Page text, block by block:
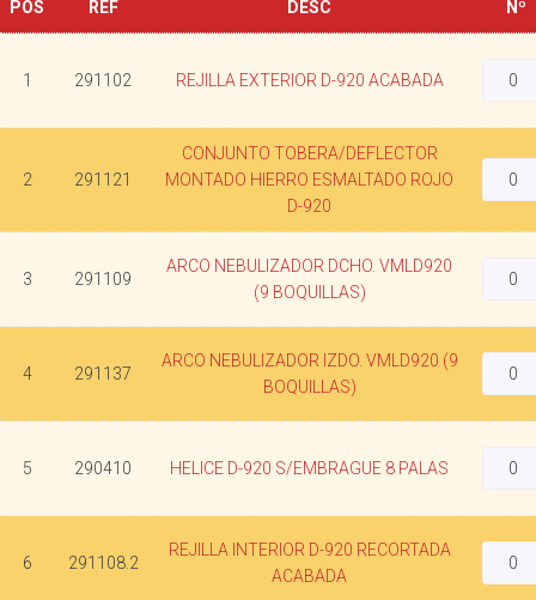
POS REF DESC Nº
1 291102 REJILLA EXTERIOR D-920 ACABADA
2 291121
CONJUNTO TOBERA/DEFLECTOR
MONTADO HIERRO ESMALTADO ROJO
D-920
3 291109
ARCO NEBULIZADOR DCHO. VMLD920
(9 BOQUILLAS)
4 291137
ARCO NEBULIZADOR IZDO. VMLD920 (9
BOQUILLAS)
5 290410 HELICE D-920 S/EMBRAGUE 8 PALAS
6 291108.2
REJILLA INTERIOR D-920 RECORTADA
ACABADA